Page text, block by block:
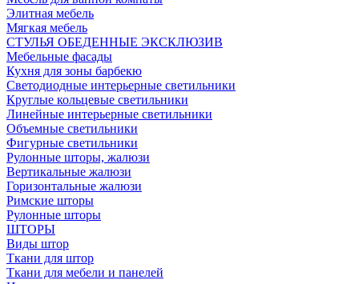
Элитная мебель
Мягкая мебель
СТУЛЬЯ ОБЕДЕННЫЕ ЭКСКЛЮЗИВ
Мебельные фасады
Кухня для зоны барбекю
Светодиодные интерьерные светильники
Круглые кольцевые светильники
Линейные интерьерные светильники
Объемные светильники
Фигурные светильники
Рулонные шторы, жалюзи
Вертикальные жалюзи
Горизонтальные жалюзи
Римские шторы
Рулонные шторы
ШТОРЫ
Виды штор
Ткани для штор
Ткани для мебели и панелей